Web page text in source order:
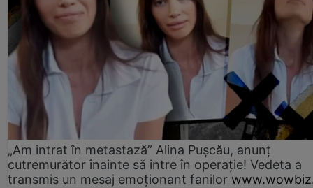
„Am intrat în metastază” Alina Pușcău, anunț
cutremurător înainte să intre în operație! Vedeta a
transmis un mesaj emoționant fanilor